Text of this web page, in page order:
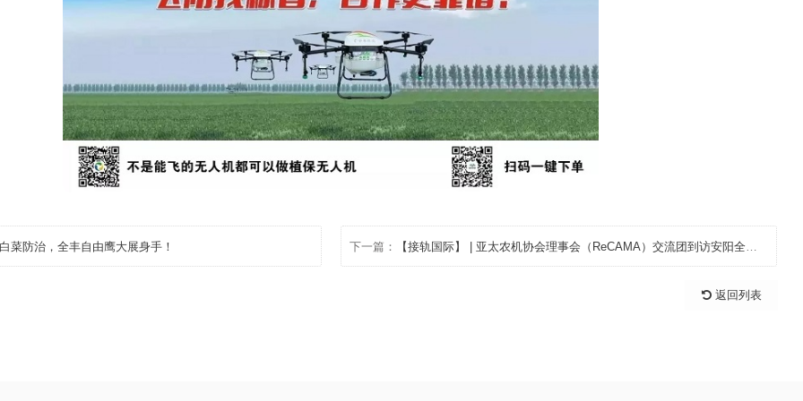
跟进，帮助它们更好地成长。不过，相关部门也应借助信息化的手段强化引导和管理，避免农机社会化服务组织的盲目发
迎咨询：18137161132